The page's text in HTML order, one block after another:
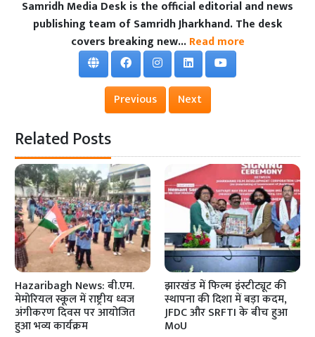
Samridh Media Desk is the official editorial and news
publishing team of Samridh Jharkhand. The desk
covers breaking new... Read more
Previous Next
Related Posts
Hazaribagh News: बी.एम.
मेमोरियल स्कूल में राष्ट्रीय ध्वज
अंगीकरण दिवस पर आयोजित
हुआ भव्य कार्यक्रम
झारखंड में फिल्म इंस्टीट्यूट की
स्थापना की दिशा में बड़ा कदम,
JFDC और SRFTI के बीच हुआ
MoU